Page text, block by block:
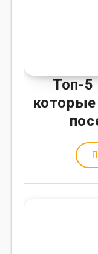
Топ-5
которые